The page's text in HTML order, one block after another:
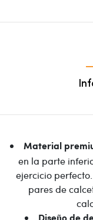
Material
en la parte
ejercicio
pares de